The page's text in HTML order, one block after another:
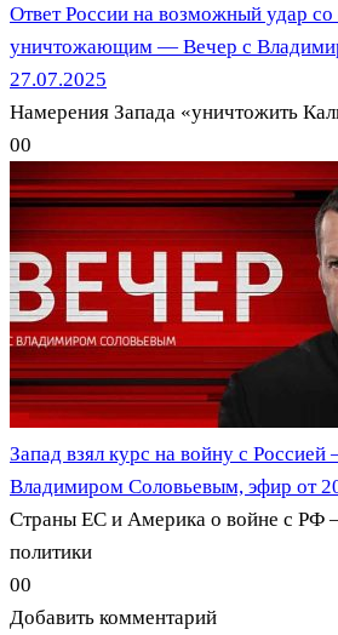
Ответ России на возможный удар со
уничтожающим — Вечер с
27.07.2025
Намерения Запада «уничтожить
00
Запад взял курс на войну с
Владимиром Соловьевым, эфир от
Страны ЕС и Америка о войне с РФ
политики
00
Добавить комментарий